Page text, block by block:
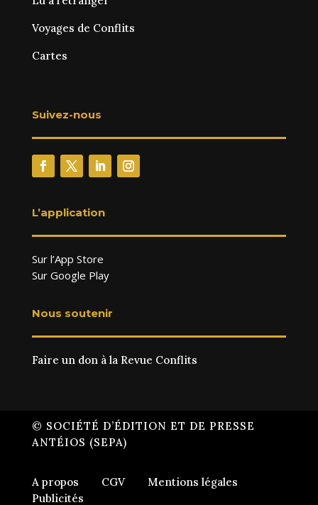
Voyages de Conflits
Cartes
Suivez-nous
L’application
Sur l’App Store
Sur Google Play
Nous soutenir
Faire un don à la Revue Conflits
© SOCIÉTÉ D’ÉDITION ET DE PRESSE
ANTÉIOS (SEPA)
A propos CGV
Mentions légales
Publicités